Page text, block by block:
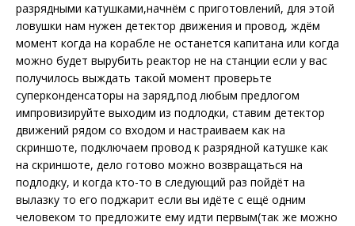
разрядными катушками,начнём с приготовлений, для этой
ловушки нам нужен детектор движения и провод, ждём
момент когда на корабле не останется капитана или когда
можно будет вырубить реактор не на станции если у вас
получилось выждать такой момент проверьте
суперконденсаторы на заряд,под любым предлогом
импровизируйте выходим из подлодки, ставим детектор
движений рядом со входом и настраиваем как на
скриншоте, подключаем провод к разрядной катушке как
на скриншоте, дело готово можно возвращаться на
подлодку, и когда кто-то в следующий раз пойдёт на
вылазку то его поджарит если вы идёте с ещё одним
человеком то предложите ему идти первым(так же можно